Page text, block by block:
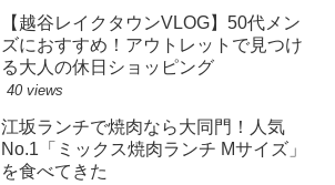
【越谷レイクタウンVLOG】50代メン
ズにおすすめ！アウトレットで見つけ
る大人の休日ショッピング
40 views
江坂ランチで焼肉なら大同門！人気
No.1「ミックス焼肉ランチ Mサイズ」
を食べてきた